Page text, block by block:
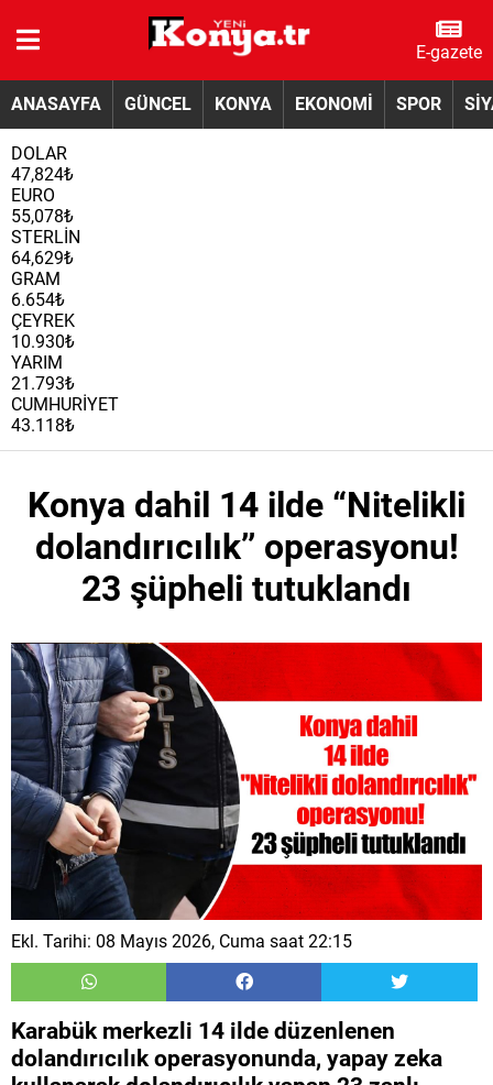
E-gazete
ANASAYFA GÜNCEL KONYA EKONOMİ SPOR
DOLAR
47,824₺
EURO
55,078₺
STERLİN
64,629₺
GRAM
6.654₺
ÇEYREK
10.930₺
YARIM
21.793₺
CUMHURİYET
43.118₺
Konya dahil 14 ilde “Nitelikli
dolandırıcılık’’ operasyonu!
23 şüpheli tutuklandı
Ekl. Tarihi: 08 Mayıs 2026, Cuma saat 22:15
Karabük merkezli 14 ilde düzenlenen
dolandırıcılık operasyonunda, yapay zeka